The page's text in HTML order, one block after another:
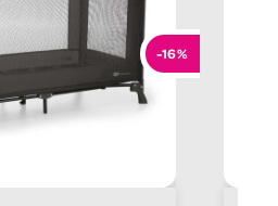
-16%